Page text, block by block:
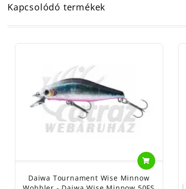
Kapcsolódó termékek
Daiwa Tournament Wise Minnow